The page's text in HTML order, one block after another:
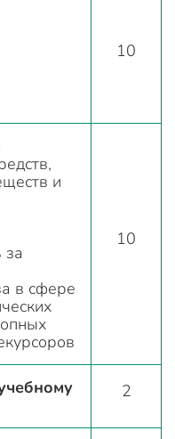
10
и
за
в сфере
10
2